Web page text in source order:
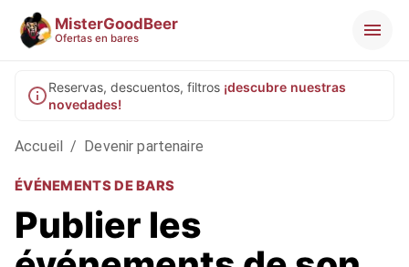
MisterGoodBeer
Ofertas en bares
Reservas, descuentos, filtros ¡descubre nuestras
novedades!
Accueil / Devenir partenaire
ÉVÉNEMENTS DE BARS
Publier les